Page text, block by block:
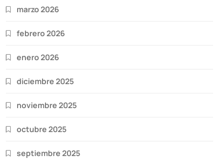
marzo 2026
febrero 2026
enero 2026
diciembre 2025
noviembre 2025
octubre 2025
septiembre 2025